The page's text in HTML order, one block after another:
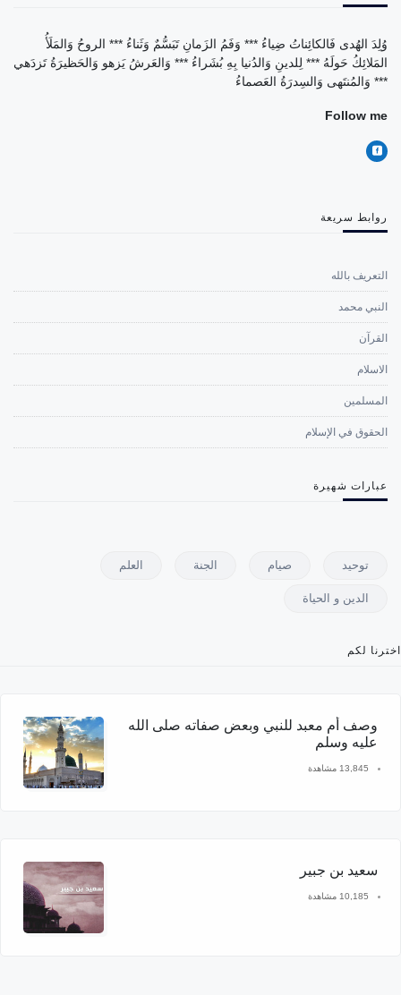
وُلِدَ الهُدى فَالكائِناتُ ضِياءُ *** وَفَمُ الزَمانِ تَبَسُّمٌ وَثَناءُ *** الروحُ وَالمَلَأُ
المَلائِكُ حَولَهُ *** لِلدينِ وَالدُنيا بِهِ بُشَراءُ *** وَالعَرشُ يَزهو وَالحَظيرَةُ تَزدَهي
*** وَالمُنتَهى وَالسِدرَةُ العَصماءُ
Follow me
روابط سريعة
التعريف بالله
النبي محمد
القرآن
الاسلام
المسلمين
الحقوق في الإسلام
عبارات شهيرة
توحيد صيام الجنة العلم
الدين و الحياة
اخترنا لكم
وصف أم معبد للنبي وبعض صفاته صلى الله
عليه وسلم
13,845 مشاهدة
سعيد بن جبير
10,185 مشاهدة